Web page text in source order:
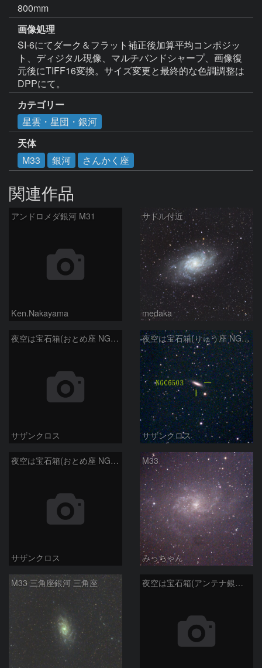
800mm
画像処理
SI-6にてダーク＆フラット補正後加算平均コンポジッ
ト、ディジタル現像、マルチバンドシャープ、画像復
元後にTIFF16変換。サイズ変更と最終的な色調調整は
DPPにて。
カテゴリー
星雲・星団・銀河
天体
M33
銀河 さんかく座
関連作品
アンドロメダ銀河 M31
Ken.Nakayama
サドル付近
medaka
夜空は宝石箱(おとめ座 NGC5566) Seestar50
サザンクロス
夜空は宝石箱(りゅう座 NGC6503) Seestar50
サザンクロス
夜空は宝石箱(おとめ座 NGC5746) Seestar50
サザンクロス
M33
みっちゃん
M33 三角座銀河 三角座 夜空は宝石箱(アンテナ銀河 NGC4038) Seestar50